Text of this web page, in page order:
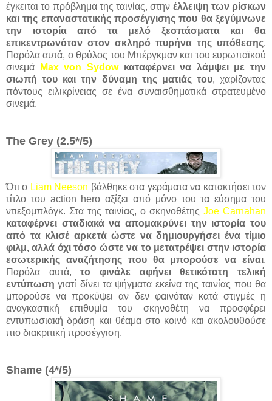
έγκειται το πρόβλημα της ταινίας, στην έλλειψη των ρίσκων
και της επαναστατικής προσέγγισης που θα ξεγύμνωνε
την ιστορία από τα μελό ξεσπάσματα και θα
επικεντρωνόταν στον σκληρό πυρήνα της υπόθεσης.
Παρόλα αυτά, ο θρύλος του Μπέργκμαν και του ευρωπαϊκού
σινεμά
Max von Sydowκαταφέρνει να λάμψει με την
σιωπή του και την δύναμη της ματιάς του, χαρίζοντας
πόντους ειλικρίνειας σε ένα συναισθηματικά στρατευμένο
σινεμά.
The Grey (2.5*/5)
Ότι ο Liam Neeson βάλθηκε στα γεράματα να κατακτήσει τον
τίτλο του action hero αξίζει από μόνο του τα εύσημα του
ντιεξομπλόγκ. Στα της ταινίας, ο σκηνοθέτης Joe Carnahan
καταφέρνει σταδιακά να απομακρύνει την ιστορία του
από τα κλισέ αρκετά ώστε να δημιουργήσει ένα τίμιο
φιλμ, αλλά όχι τόσο ώστε να το μετατρέψει στην ιστορία
εσωτερικής αναζήτησης που θα μπορούσε να είναι.
Παρόλα αυτά,το φινάλε αφήνει θετικότατη τελική
εντύπωση γιατί δίνει τα ψήγματα εκείνα της ταινίας που θα
μπορούσε να προκύψει αν δεν φαινόταν κατά στιγμές η
αναγκαστική επιθυμία του σκηνοθέτη να προσφέρει
εντυπωσιακή δράση και θέαμα στο κοινό και ακολουθούσε
πιο διακριτική προσέγγιση.
Shame (4*/5)